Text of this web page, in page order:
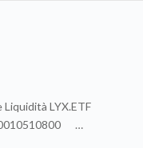
LYX.ETF
…